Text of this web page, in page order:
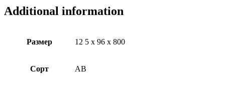
Additional information
Размер 12 5 х 96 х 800
Сорт АВ